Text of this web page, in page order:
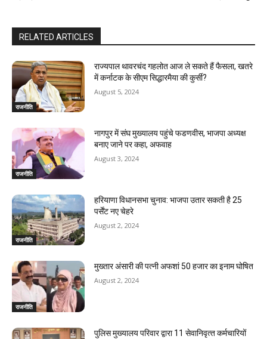
RELATED ARTICLES
राजनीति
राज्यपाल थावरचंद गहलोत आज ले सकते हैं फैसला, खतरे
में कर्नाटक के सीएम सिद्धारमैया की कुर्सी?
August 5, 2024
राजनीति
नागपुर में संघ मुख्यालय पहुंचे फडणवीस, भाजपा अध्यक्ष
बनाए जाने पर कहा, अफवाह
August 3, 2024
राजनीति
हरियाणा विधानसभा चुनाव: भाजपा उतार सकती है 25
पर्सेंट नए चेहरे
August 2, 2024
राजनीति
मुख्तार अंसारी की पत्नी अफशां 50 हजार का इनाम घोषित
August 2, 2024
पुलिस मुख्यालय परिवार द्वारा 11 सेवानिवृत्‍त कर्मचारियों